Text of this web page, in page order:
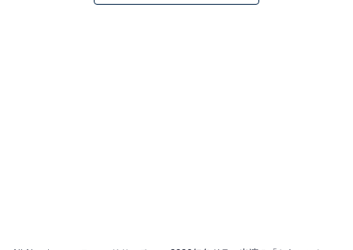
※回答者コメントは原文ママです